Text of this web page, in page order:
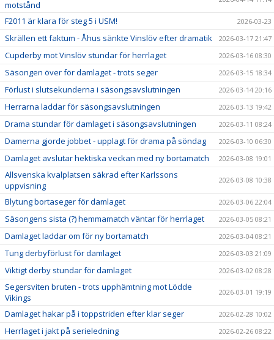
motstånd
F2011 är klara för steg 5 i USM! 2026-03-23
Skrällen ett faktum - Åhus sänkte Vinslöv efter dramatik 2026-03-17 21:47
Cupderby mot Vinslöv stundar för herrlaget 2026-03-16 08:30
Säsongen över för damlaget - trots seger 2026-03-15 18:34
Förlust i slutsekunderna i säsongsavslutningen 2026-03-14 20:16
Herrarna laddar för säsongsavslutningen 2026-03-13 19:42
Drama stundar för damlaget i säsongsavslutningen 2026-03-11 08:24
Damerna gjorde jobbet - upplagt för drama på söndag 2026-03-10 06:30
Damlaget avslutar hektiska veckan med ny bortamatch 2026-03-08 19:01
Allsvenska kvalplatsen säkrad efter Karlssons
uppvisning
2026-03-08 10:38
Blytung bortaseger för damlaget 2026-03-06 22:04
Säsongens sista (?) hemmamatch väntar för herrlaget 2026-03-05 08:21
Damlaget laddar om för ny bortamatch 2026-03-04 08:21
Tung derbyförlust för damlaget 2026-03-03 21:09
Viktigt derby stundar för damlaget 2026-03-02 08:28
Segersviten bruten - trots upphämtning mot Lödde
Vikings
2026-03-01 19:19
Damlaget hakar på i toppstriden efter klar seger 2026-02-28 10:02
Herrlaget i jakt på serieledning 2026-02-26 08:22